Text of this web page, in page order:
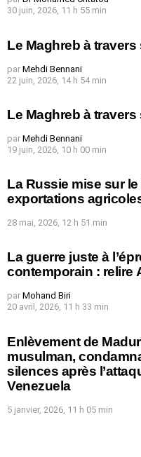
30 juin, 2026, 11 h 55 min
Le Maghreb à travers
par Mehdi Bennani
22 juin, 2026, 14 h 54 min
Le Maghreb à travers
par Mehdi Bennani
19 juin, 2026, 10 h 00 min
La Russie mise sur
exportations
28 mai, 2026, 12 h 51 min
La guerre juste à
contemporain : relire
par Mohand Biri
20 avril, 2026, 11 h 33 min
Enlèvement de
musulman,
silences après
Venezuela
5 janvier, 2026, 11 h 05 min